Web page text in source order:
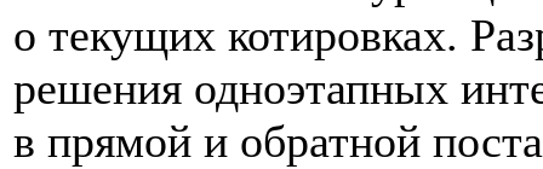
о текущих котировках.
решения одноэтапных
в прямой и обратной